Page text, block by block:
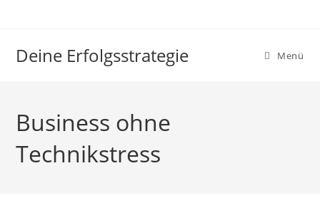
Deine Erfolgsstrategie Menü
Business ohne
Technikstress